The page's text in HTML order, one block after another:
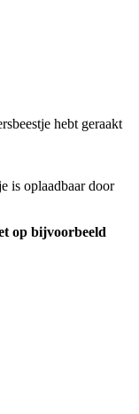
hebt geraakt
is oplaadbaar door
op bijvoorbeeld